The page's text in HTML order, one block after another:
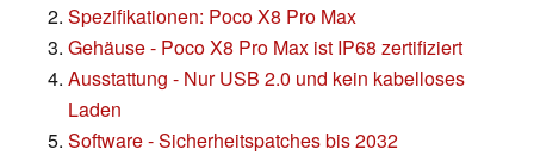
Spezifikationen: Poco X8 Pro Max
Gehäuse - Poco X8 Pro Max ist IP68 zertifiziert
Ausstattung - Nur USB 2.0 und kein kabelloses
Laden
Software - Sicherheitspatches bis 2032